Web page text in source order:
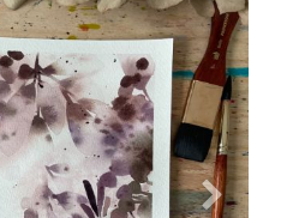
Next